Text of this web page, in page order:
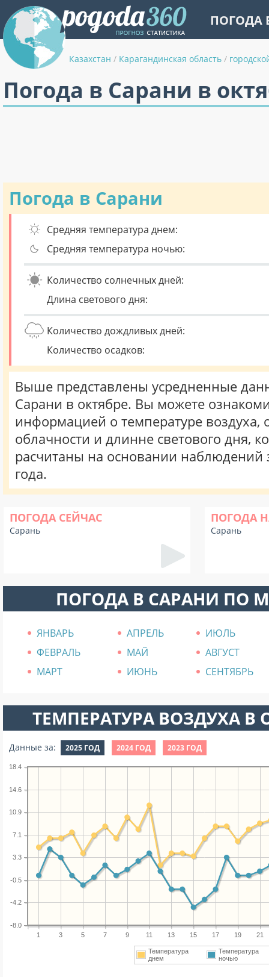
ПОГОДА
Казахстан / Карагандинская область /
Погода в Сарани в
Погода в Сарани
Средняя температура днем:
Средняя температура ночью:
Количество солнечных дней:
Длина светового дня:
Количество дождливых дней:
Количество осадков:
Выше представлены усредненные
Сарани в октябре. Вы можете
информацией о температуре воздуха,
облачности и длинне светового дня,
расчитаны на основании наблюдений
года.
ПОГОДА СЕЙЧАС
Сарань
ПОГОДА
Сарань
ПОГОДА В САРАНИ ПО
ЯНВАРЬ АПРЕЛЬ
ИЮЛЬ
ФЕВРАЛЬ
МАЙ
АВГУСТ
МАРТ
ИЮНЬ СЕНТЯБРЬ
ТЕМПЕРАТУРА ВОЗДУХА В
Данные за: 2025 ГОД 2024 ГОД 2023 ГОД
1 3 5 7 9 11 13 15 17 19 21
-8.0
-4.2
-0.5
3.3
7.1
10.9
14.6
18.4
Температура
днем
Температура
ночью